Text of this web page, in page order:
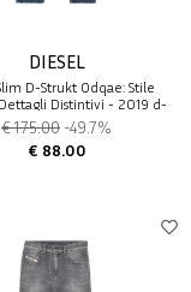
DIESEL
D-Strukt 0dqae: Stile
Distintivi - 2019 d-
strukt
€ 175.00 -49.7%
€ 88.00